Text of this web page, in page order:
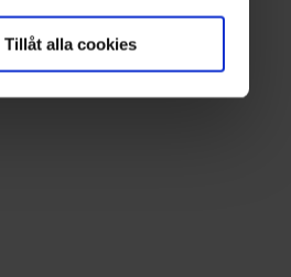
Tillåt alla cookies